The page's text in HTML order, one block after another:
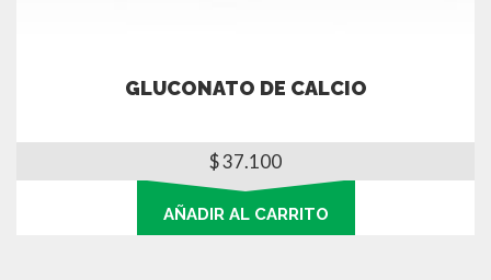
GLUCONATO DE CALCIO
$37.100
AÑADIR AL CARRITO